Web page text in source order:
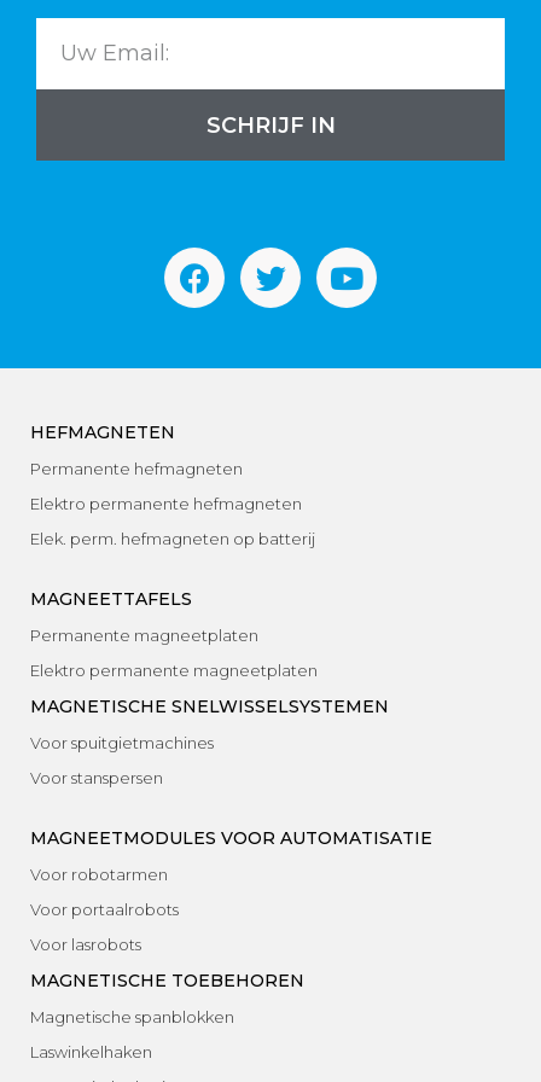
SCHRIJF IN
HEFMAGNETEN
Permanente hefmagneten
Elektro permanente hefmagneten
Elek. perm. hefmagneten op batterij
MAGNEETTAFELS
Permanente magneetplaten
Elektro permanente magneetplaten
MAGNETISCHE SNELWISSELSYSTEMEN
Voor spuitgietmachines
Voor stanspersen
MAGNEETMODULES VOOR AUTOMATISATIE
Voor robotarmen
Voor portaalrobots
Voor lasrobots
MAGNETISCHE TOEBEHOREN
Magnetische spanblokken
Laswinkelhaken